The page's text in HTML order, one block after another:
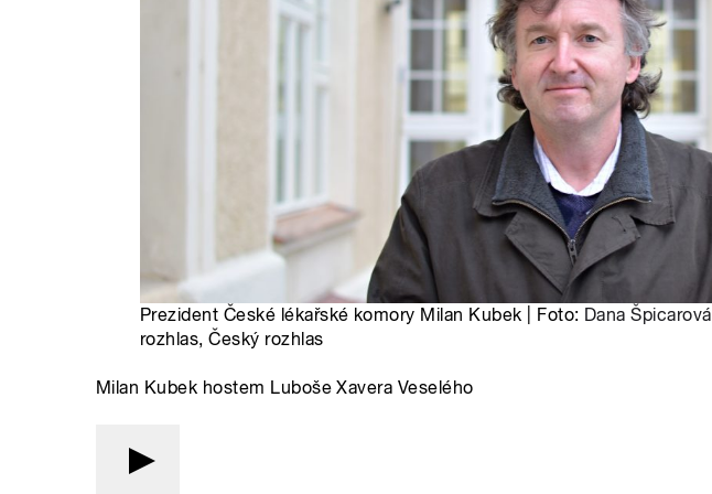
Prezident České lékařské komory Milan Kubek | Foto: Dana Špicarová
rozhlas, Český rozhlas
Milan Kubek hostem Luboše Xavera Veselého